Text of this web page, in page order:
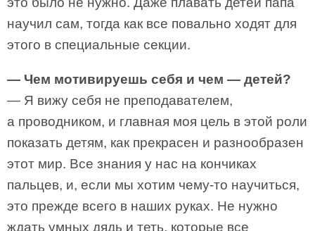
научил сам, тогда как все повально ходят для
этого в специальные секции.
— Чем мотивируешь себя и чем — детей?
— Я вижу себя не преподавателем,
а проводником, и главная моя цель в этой роли
показать детям, как прекрасен и разнообразен
этот мир. Все знания у нас на кончиках
пальцев, и, если мы хотим чему-то научиться,
это прежде всего в наших руках. Не нужно
ждать умных дядь и теть, которые все